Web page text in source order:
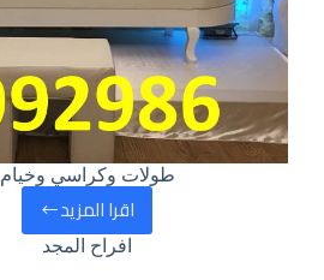
طولات وكراسي وخيام
اقرا المزيد
هل
تريد
افراح المجد